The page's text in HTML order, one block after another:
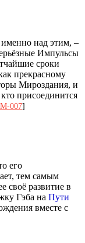
над этим, –
Импульсы
сроки
прекрасному
Мироздания, и
присоединится
007]
его
тем самым
своё развитие в
Гэба на Пути
вместе с